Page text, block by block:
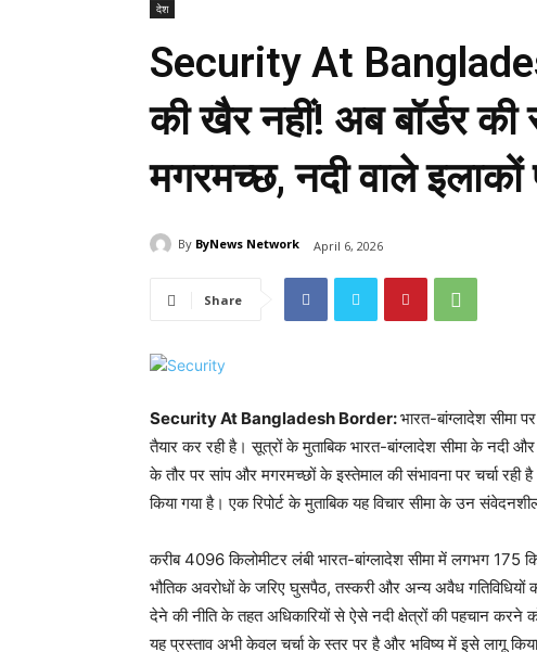
देश
Security At
की खैर नहीं! अब बॉर्डर
मगरमच्छ, नदी वाले
By ByNews Network April 6, 2026
Share
Security At Bangladesh Border:भारत-बांग्लादेश सीमा
तैयार कर रही है। सूत्रों के मुताबिक भारत-बांग्लादेश सीमा के नदी
के तौर पर सांप और मगरमच्छों के इस्तेमाल की संभावना पर चर्चा
किया गया है। एक रिपोर्ट के मुताबिक यह विचार सीमा के उन
करीब 4096 किलोमीटर लंबी भारत-बांग्लादेश सीमा में लगभग 175
भौतिक अवरोधों के जरिए घुसपैठ, तस्करी और अन्य अवैध गतिविधियों
देने की नीति के तहत अधिकारियों से ऐसे नदी क्षेत्रों की पहचान
यह प्रस्ताव अभी केवल चर्चा के स्तर पर है और भविष्य में इसे लागू